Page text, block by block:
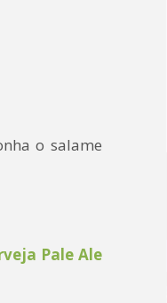
o salame
Pale Ale